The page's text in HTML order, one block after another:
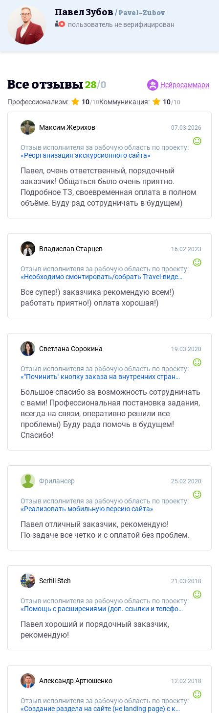
Павел Зубов Pavel-Zubov
пользователь не верифицирован
Все отзывы28/0 Нейросаммари
Профессионализм: 10 Коммуникация: 10
Максим Жерихов
Отзыв исполнителя за рабочую область по проекту:
«Реорганизация экскурсионного сайта»
07.03.2026
Павел, очень ответственный, порядочный
заказчик! Общаться было очень приятно.
Подробное ТЗ, своевременная оплата в полном
объёме. Буду рад сотрудничать в будущем)
Владислав Старцев
Отзыв исполнителя за рабочую область по проекту:
«Необходимо смонтировать/собрать Travel-видео из имеющихся файлов»
16.02.2023
Все супер!) заказчика рекомендую всем!)
работать приятно!) оплата хорошая!)
Светлана Сорокина
Отзыв исполнителя за рабочую область по проекту:
«"Починить" кнопку заказа на внутренних страницах сайта»
19.03.2020
Большое спасибо за возможность сотрудничать
с вами! Профессиональная постановка задания,
всегда на связи, оперативно решили все
проблемы) Буду рада помочь в будущем!
Спасибо!
Фрилансер
Отзыв исполнителя за рабочую область по проекту:
«Реализовать мобильную версию сайта»
25.02.2020
Павел отличный заказчик, рекомендую!
По задаче все четко и с оплатой без проблем.
Serhii Steh
Отзыв исполнителя за рабочую область по проекту:
«Помощь с расширениями (доп. ссылки и телефоны) в GoogleAdwords»
21.03.2018
Павел хороший и порядочный заказчик,
рекомендую!
Александр Артюшенко
Отзыв исполнителя за рабочую область по проекту:
«Создание раздела на сайте (не landing page) с кнопкой и формой обратной связи.»
12.02.2018